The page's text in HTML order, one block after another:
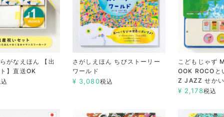
がなえほん 【出
】直送OK
さがしえほん ちびストーリー
ワールド
¥ 3,080税込
こどもじゃず
OOK ROCO
Z JAZZ せか
¥ 2,178税込